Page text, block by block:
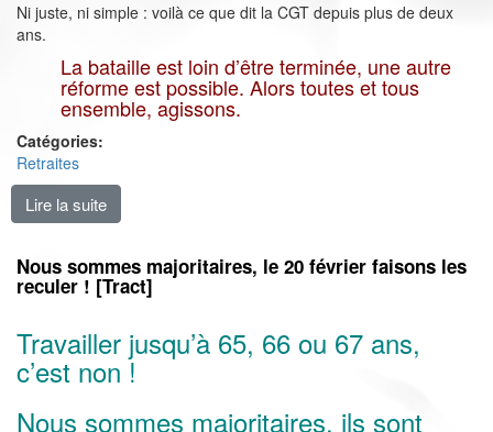
Ni juste, ni simple : voilà ce que dit la CGT depuis plus de deux
ans.
La bataille est loin d’être terminée, une autre
réforme est possible. Alors toutes et tous
ensemble, agissons.
Catégories:
Retraites
Lire la suite
Nous sommes majoritaires, le 20 février faisons les
reculer ! [Tract]
Travailler jusqu’à 65, 66 ou 67 ans,
c’est non !
Nous sommes majoritaires, ils sont